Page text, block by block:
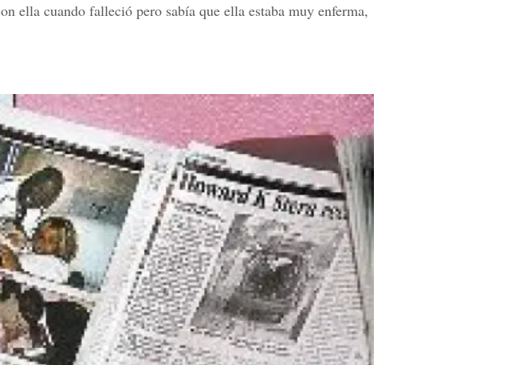
ella cuando falleció pero sabía que ella estaba muy enferma,